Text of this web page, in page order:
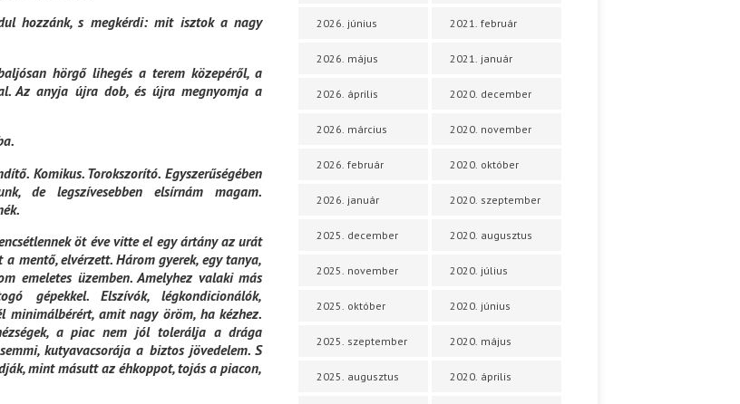
hozzánk, s megkérdi: mit isztok a nagy
hörgő lihegés a terem közepéről, a
Az anyja újra dob, és újra megnyomja a
Komikus. Torokszorító. Egyszerűségében
de legszívesebben elsírnám magam.
öt éve vitte el egy ártány az urát
mentő, elvérzett. Három gyerek, egy tanya,
emeletes üzemben. Amelyhez valaki más
gépekkel. Elszívók, légkondicionálók,
minimálbérért, amit nagy öröm, ha kézhez.
a piac nem jól tolerálja a drága
kutyavacsorája a biztos jövedelem. S
mint másutt az éhkoppot, tojás a piacon,
2026. június
2026. május
2026. április
2026. március
2026. február
2026. január
2025. december
2025. november
2025. október
2025. szeptember
2025. augusztus
2021. február
2021. január
2020. december
2020. november
2020. október
2020. szeptember
2020. augusztus
2020. július
2020. június
2020. május
2020. április